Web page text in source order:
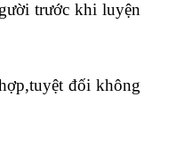
trước khi luyện
đối không